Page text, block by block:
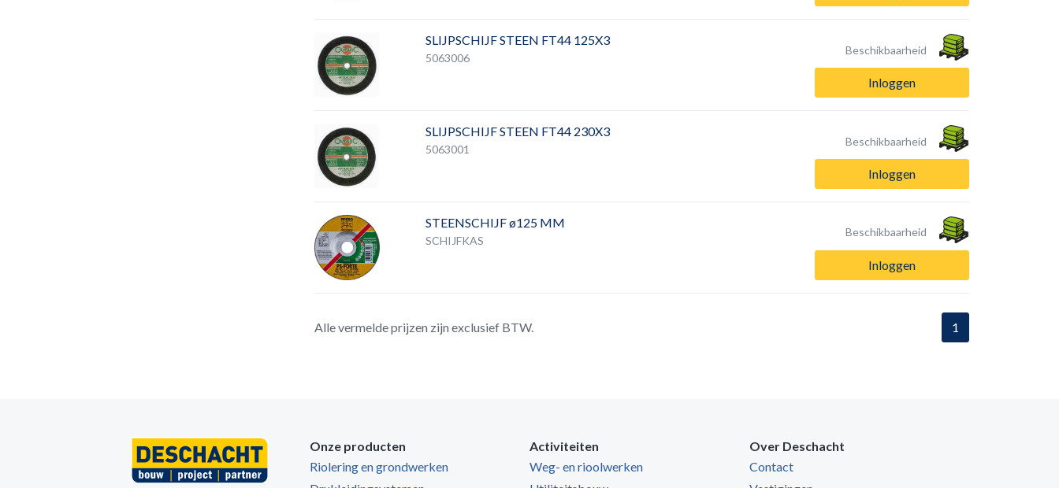
SLIJPSCHIJF STEEN FT44 125X3
5063006
Beschikbaarheid
Inloggen
SLIJPSCHIJF STEEN FT44 230X3
5063001
Beschikbaarheid
Inloggen
STEENSCHIJF ø125 MM
SCHIJFKAS
Beschikbaarheid
Inloggen
Alle vermelde prijzen zijn exclusief BTW. 1
Onze producten
Riolering en grondwerken
Activiteiten
Weg- en rioolwerken
Over Deschacht
Contact